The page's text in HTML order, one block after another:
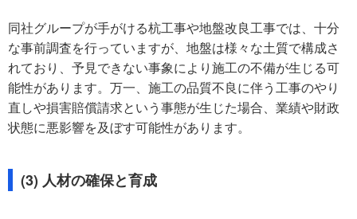
同社グループが手がける杭工事や地盤改良工事では、十分
な事前調査を行っていますが、地盤は様々な土質で構成さ
れており、予見できない事象により施工の不備が生じる可
能性があります。万一、施工の品質不良に伴う工事のやり
直しや損害賠償請求という事態が生じた場合、業績や財政
状態に悪影響を及ぼす可能性があります。
(3) 人材の確保と育成